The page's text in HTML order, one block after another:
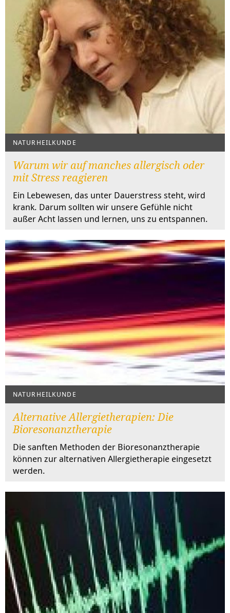
NATURHEILKUNDE
Warum wir auf manches allergisch oder
mit Stress reagieren
Ein Lebewesen, das unter Dauerstress steht, wird
krank. Darum sollten wir unsere Gefühle nicht
außer Acht lassen und lernen, uns zu entspannen.
NATURHEILKUNDE
Alternative Allergietherapien: Die
Bioresonanztherapie
Die sanften Methoden der Bioresonanztherapie
können zur alternativen Allergietherapie eingesetzt
werden.